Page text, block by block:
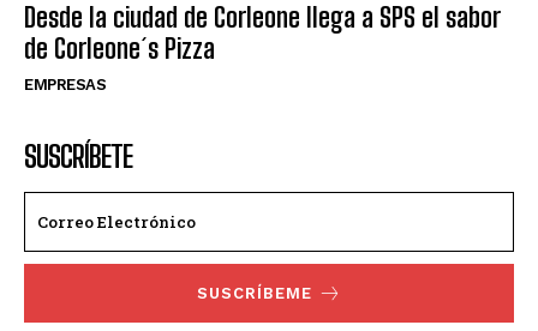
Desde la ciudad de Corleone llega a SPS el sabor
de Corleone´s Pizza
EMPRESAS
SUSCRÍBETE
SUSCRÍBEME